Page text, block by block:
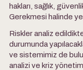
hakları, sağlık,
Gerekmesi halinde
Riskler analiz
durumunda
ve sistemimiz de
analizi ve kriz